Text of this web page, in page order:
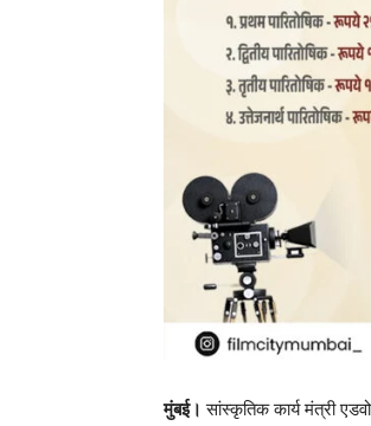
मुंबई। सांस्कृतिक कार्य मंत्री